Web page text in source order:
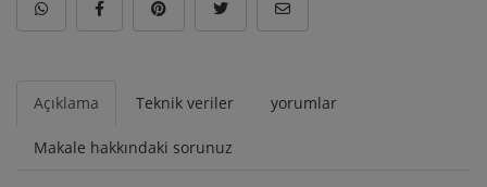
Açıklama Teknik veriler yorumlar
Makale hakkındaki sorunuz